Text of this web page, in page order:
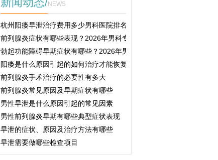
NEWS
杭州阳痿早泄治疗费用多少男科医院排名2026
前列腺炎症状有哪些表现？2026年男科专家科普治疗与预防方法
勃起功能障碍早期症状有哪些？2026年男科专家详解治疗方案
阳痿是什么原因引起的如何治疗才能恢复
前列腺炎手术治疗的必要性有多大
前列腺炎常见原因及早期症状有哪些
男性早泄是什么原因引起的常见因素
男性前列腺炎早期有哪些典型症状表现
早泄的症状、原因及治疗方法有哪些
早泄需要做哪些检查项目